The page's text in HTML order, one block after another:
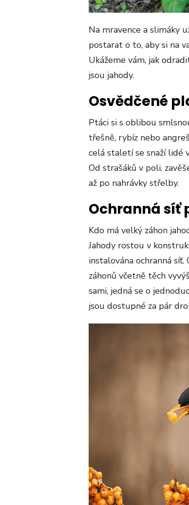
Na mravence a slimáky
postarat o to, aby si na
Ukážeme vám, jak
jsou jahody.
Osvědčené
Ptáci si s oblibou
třešně, rybíz nebo
celá staletí se snaží lidé
Od strašáků v poli,
až po nahrávky střelby.
Ochranná síť
Kdo má velký záhon
Jahody rostou v
instalována ochranná
záhonů včetně těch
sami, jedná se o
jsou dostupné za pár